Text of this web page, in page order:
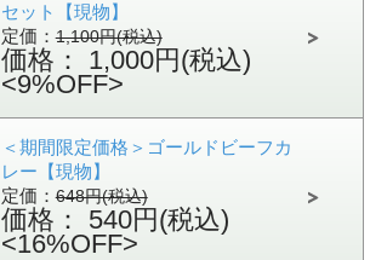
セット【現物】
定価：1,100円(税込)
価格： 1,000円(税込)
<9%OFF>
＜期間限定価格＞ゴールドビーフカ
レー【現物】
定価：648円(税込)
価格： 540円(税込)
<16%OFF>